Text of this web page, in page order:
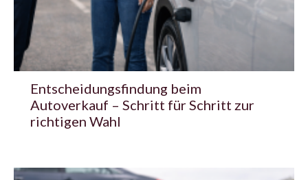
Entscheidungsfindung beim
Autoverkauf – Schritt für Schritt zur
richtigen Wahl